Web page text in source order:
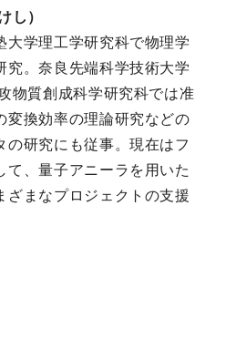
し）
大学理工学研究科で物理学
究。奈良先端科学技術大学
物質創成科学研究科では准
変換効率の理論研究などの
の研究にも従事。現在はフ
て、量子アニーラを用いた
ざまなプロジェクトの支援